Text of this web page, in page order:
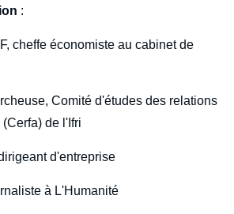
:
cheffe économiste au cabinet de
Comité d'études des relations
de l'Ifri
d'entreprise
à L'Humanité